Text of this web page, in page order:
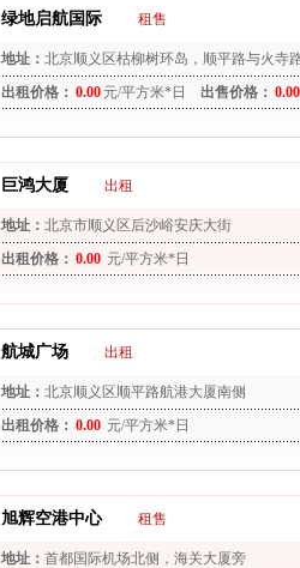
绿地启航国际 租售
地址： 北京顺义区枯柳树环岛，顺平路与火寺
西500米）
出租价格： 0.00 元/平方米*日 出售价格： 0.00
巨鸿大厦 出租
地址： 北京市顺义区后沙峪安庆大街
出租价格： 0.00 元/平方米*日
航城广场 出租
地址： 北京顺义区顺平路航港大厦南侧
出租价格： 0.00 元/平方米*日
旭辉空港中心 租售
地址： 首都国际机场北侧，海关大厦旁